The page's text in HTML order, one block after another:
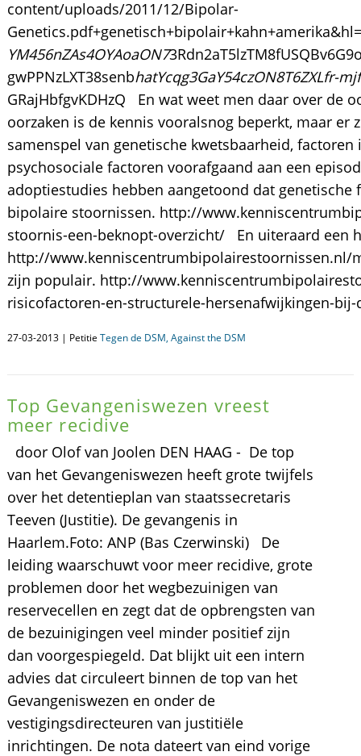
content/uploads/2011/12/Bipolar-
YM456nZAs4OYAoaON7
gwPPNzLXT38senbhatYcqg3GaY54czON8T6ZXLfr-
GRajHbfgvKDHzQ En wat weet men daar over de
oorzaken is de kennis vooralsnog beperkt, maar
samenspel van genetische kwetsbaarheid,
psychosociale factoren voorafgaand aan een
adoptiestudies hebben aangetoond dat
bipolaire stoornissen. http://
stoornis-een-beknopt-overzicht/ En uiteraard een
http://
zijn populair. http://
risicofactoren-en-structurele-hersenafwijkingen-
27-03-2013 | Petitie Tegen de DSM, Against the DSM
Top Gevangeniswezen vreest
meer recidive
door Olof van Joolen DEN HAAG - De top
van het Gevangeniswezen heeft grote twijfels
over het detentieplan van staatssecretaris
Teeven (Justitie). De gevangenis in
Haarlem.Foto: ANP (Bas Czerwinski) De
leiding waarschuwt voor meer recidive, grote
problemen door het wegbezuinigen van
reservecellen en zegt dat de opbrengsten van
de bezuinigingen veel minder positief zijn
dan voorgespiegeld. Dat blijkt uit een intern
advies dat circuleert binnen de top van het
Gevangeniswezen en onder de
vestigingsdirecteuren van justitiële
inrichtingen. De nota dateert van eind vorige